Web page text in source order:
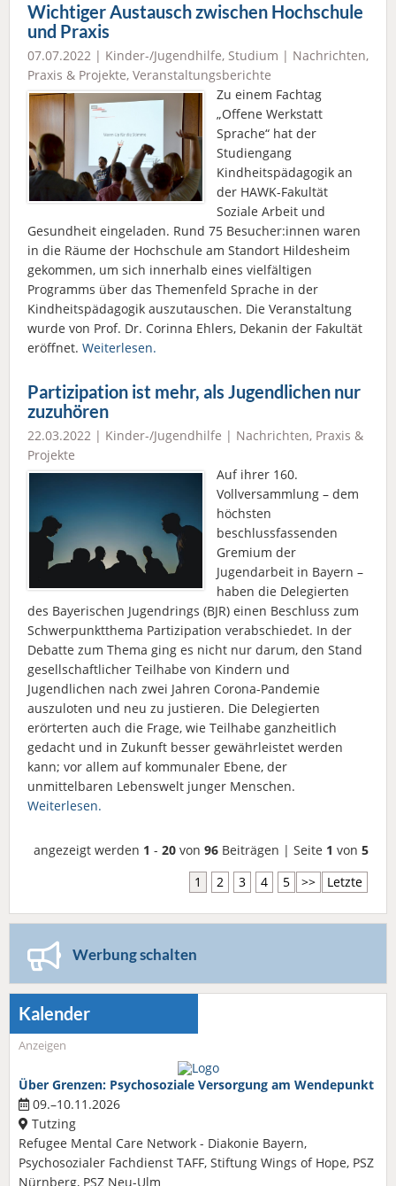
Wichtiger Austausch zwischen Hochschule
und Praxis
07.07.2022 | Kinder-/Jugendhilfe, Studium | Nachrichten,
Praxis & Projekte, Veranstaltungsberichte
Zu einem Fachtag
„Offene Werkstatt
Sprache“ hat der
Studiengang
Kindheitspädagogik an
der HAWK-Fakultät
Soziale Arbeit und
Gesundheit eingeladen. Rund 75 Besucher:innen waren
in die Räume der Hochschule am Standort Hildesheim
gekommen, um sich innerhalb eines vielfältigen
Programms über das Themenfeld Sprache in der
Kindheitspädagogik auszutauschen. Die Veranstaltung
wurde von Prof. Dr. Corinna Ehlers, Dekanin der Fakultät
eröffnet. Weiterlesen.
Partizipation ist mehr, als Jugendlichen nur
zuzuhören
22.03.2022 | Kinder-/Jugendhilfe | Nachrichten, Praxis &
Projekte
Auf ihrer 160.
Vollversammlung – dem
höchsten
beschlussfassenden
Gremium der
Jugendarbeit in Bayern –
haben die Delegierten
des Bayerischen Jugendrings (BJR) einen Beschluss zum
Schwerpunktthema Partizipation verabschiedet. In der
Debatte zum Thema ging es nicht nur darum, den Stand
gesellschaftlicher Teilhabe von Kindern und
Jugendlichen nach zwei Jahren Corona-Pandemie
auszuloten und neu zu justieren. Die Delegierten
erörterten auch die Frage, wie Teilhabe ganzheitlich
gedacht und in Zukunft besser gewährleistet werden
kann; vor allem auf kommunaler Ebene, der
unmittelbaren Lebenswelt junger Menschen.
Weiterlesen.
angezeigt werden 1 - 20 von 96 Beiträgen | Seite 1 von 5
1
2 3 4 5 >> Letzte
Werbung schalten
Kalender
Anzeigen
Über Grenzen: Psychosoziale Versorgung am Wendepunkt
09.–10.11.2026
Tutzing
Refugee Mental Care Network - Diakonie Bayern,
Psychosozialer Fachdienst TAFF, Stiftung Wings of Hope, PSZ
Nürnberg, PSZ Neu-Ulm